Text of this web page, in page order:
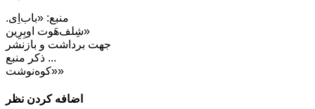
منبع: «باب‌اِی.
شِلف‌هَوت اوبِرِین»
جهت برداشت و بازنشر
... ذکر منبع
«کوه‌نوشت»
اضافه کردن نظر